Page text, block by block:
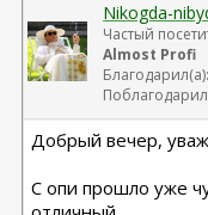
Nikogda-
Частый
Almost Profi
Добрый вечер,
С опи прошло уже